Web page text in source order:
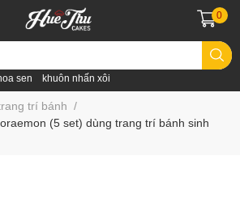
sen khuôn nhấn xôi
0
trí bánh /
(5 set) dùng trang trí bánh sinh